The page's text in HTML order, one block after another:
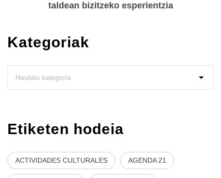
taldean bizitzeko esperientzia
Kategoriak
Etiketen hodeia
ACTIVIDADES CULTURALES AGENDA 21